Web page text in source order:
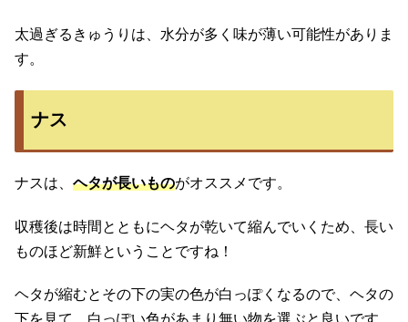
太過ぎるきゅうりは、水分が多く味が薄い可能性がありま
す。
ナス
ナスは、 ヘタが長いものがオススメです。
収穫後は時間とともにヘタが乾いて縮んでいくため、長い
ものほど新鮮ということですね！
ヘタが縮むとその下の実の色が白っぽくなるので、ヘタの